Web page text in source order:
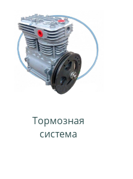
Тормозная
система